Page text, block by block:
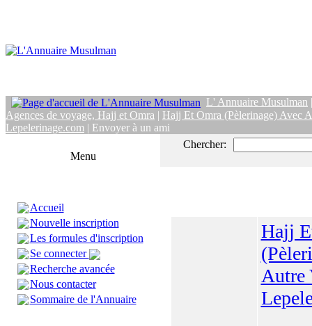
L' Annuaire Musulman
Agences de voyage, Hajj et Omra | Hajj Et Omra (Pèlerinage) Avec
Lepelerinage.com | Envoyer à un ami
Menu
Accueil
Nouvelle inscription
Les formules d'inscription
Se connecter
Recherche avancée
Nous contacter
Sommaire de l'Annuaire
Chercher:
Hajj
Autre